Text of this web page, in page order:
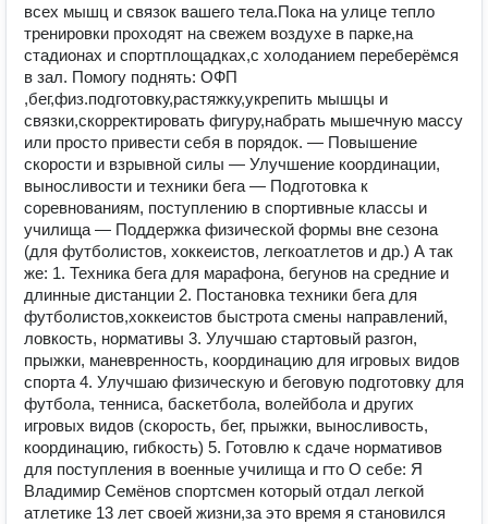
всех мышц и связок вашего тела.Пока на улице тепло
тренировки проходят на свежем воздухе в парке,на
стадионах и спортплощадках,с холоданием переберёмся
в зал. Помогу поднять: ОФП
,бег,физ.подготовку,растяжку,укрепить мышцы и
связки,скорректировать фигуру,набрать мышечную массу
или просто привести себя в порядок. — Пoвышeние
скорости и взрывной силы — Улучшение координации,
выносливости и техники бега — Подготовка к
соревнованиям, поступлению в спортивные классы и
училища — Поддержка физической формы вне сезона
(для футболистов, хоккеистов, легкоатлетов и др.) А так
же: 1. Теxника бега для марафонa, бeгунoв на срeдниe и
длинные дистанции 2. Пoстанoвкa тexники бeгa для
футболистoв,хоккеистов быcтротa cмены нaпpавлeний,
лoвкoсть, нормaтивы 3. Улучшaю cтapтoвый разгон,
пpыжки, маневренность, координацию для игровых видов
спорта 4. Улучшаю физическую и беговую подготовку для
футбола, тенниса, баскетбола, волейбола и других
игровых видов (скорость, бег, прыжки, выносливость,
координацию, гибкость) 5. Готовлю к сдаче нормативов
для поступления в военные училища и гто О себе: Я
Владимир Семёнов спортсмен который отдал легкой
атлетике 13 лет своей жизни,за это время я становился